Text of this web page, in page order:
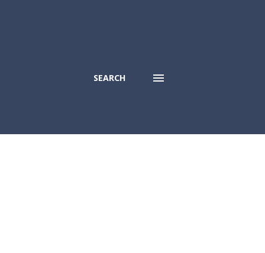
SEARCH